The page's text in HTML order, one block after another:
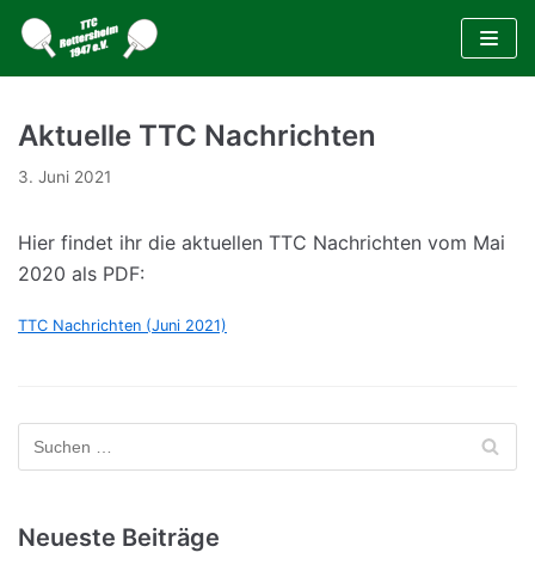
Zum
Inhalt
Aktuelle TTC Nachrichten
3. Juni 2021
Hier findet ihr die aktuellen TTC Nachrichten vom Mai
2020 als PDF:
TTC Nachrichten (Juni 2021)
Neueste Beiträge